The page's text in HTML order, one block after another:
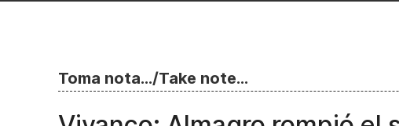
Toma nota.../Take note...